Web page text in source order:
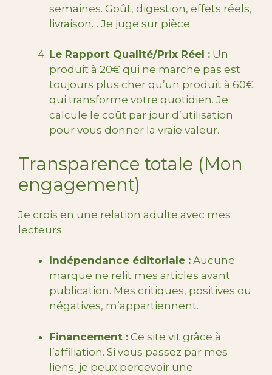
semaines. Goût, digestion, effets réels,
livraison… Je juge sur pièce.
Le Rapport Qualité/Prix Réel : Un
produit à 20€ qui ne marche pas est
toujours plus cher qu’un produit à 60€
qui transforme votre quotidien. Je
calcule le coût par jour d’utilisation
pour vous donner la vraie valeur.
Transparence totale (Mon
engagement)
Je crois en une relation adulte avec mes
lecteurs.
Indépendance éditoriale : Aucune
marque ne relit mes articles avant
publication. Mes critiques, positives ou
négatives, m’appartiennent.
Financement : Ce site vit grâce à
l’affiliation. Si vous passez par mes
liens, je peux percevoir une